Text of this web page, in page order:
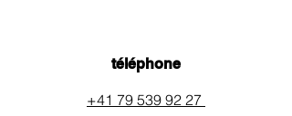
téléphone
+41 79 539 92 27